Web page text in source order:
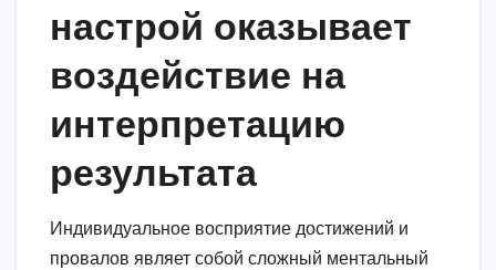
настрой оказывает
воздействие на
интерпретацию
результата
Индивидуальное восприятие достижений и
провалов являет собой сложный ментальный